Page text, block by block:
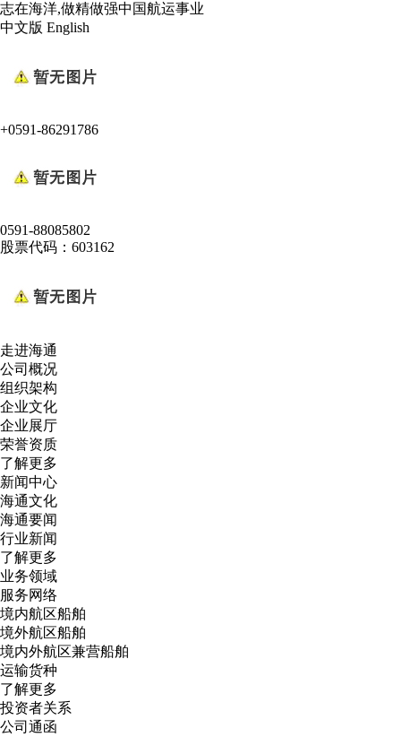
志在海洋,做精做强中国航运事业
中文版 English
+0591-86291786
0591-88085802
股票代码：603162
走进海通
公司概况
组织架构
企业文化
企业展厅
荣誉资质
了解更多
新闻中心
海通文化
海通要闻
行业新闻
了解更多
业务领域
服务网络
境内航区船舶
境外航区船舶
境内外航区兼营船舶
运输货种
了解更多
投资者关系
公司通函